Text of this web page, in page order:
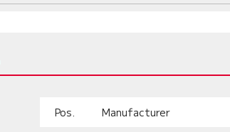
Pos. Manufacturer